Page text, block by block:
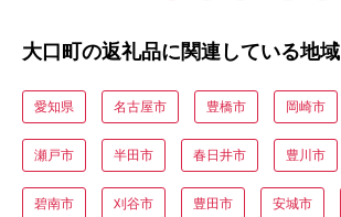
大口町の返礼品に関連している地域
愛知県 名古屋市 豊橋市 岡崎市
瀬戸市 半田市 春日井市 豊川市
碧南市 刈谷市 豊田市 安城市